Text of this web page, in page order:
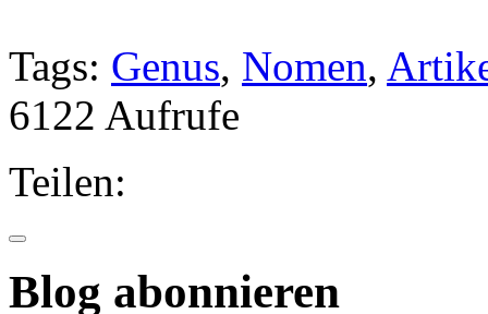
Tags: Genus, Nomen,
6122 Aufrufe
Teilen:
Blog abonnieren